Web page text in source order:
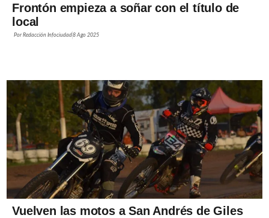
Frontón empieza a soñar con el título de
local
PorRedacción Infociudad8 Ago 2025
Vuelven las motos a San Andrés de Giles